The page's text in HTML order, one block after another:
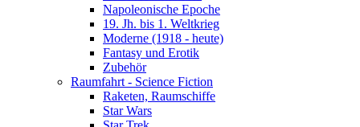
Napoleonische Epoche
19. Jh. bis 1. Weltkrieg
Moderne (1918 - heute)
Fantasy und Erotik
Zubehör
Raumfahrt - Science Fiction
Raketen, Raumschiffe
Star Wars